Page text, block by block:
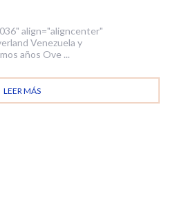
align="aligncenter"
Venezuela y
años Ove ...
LEER MÁS